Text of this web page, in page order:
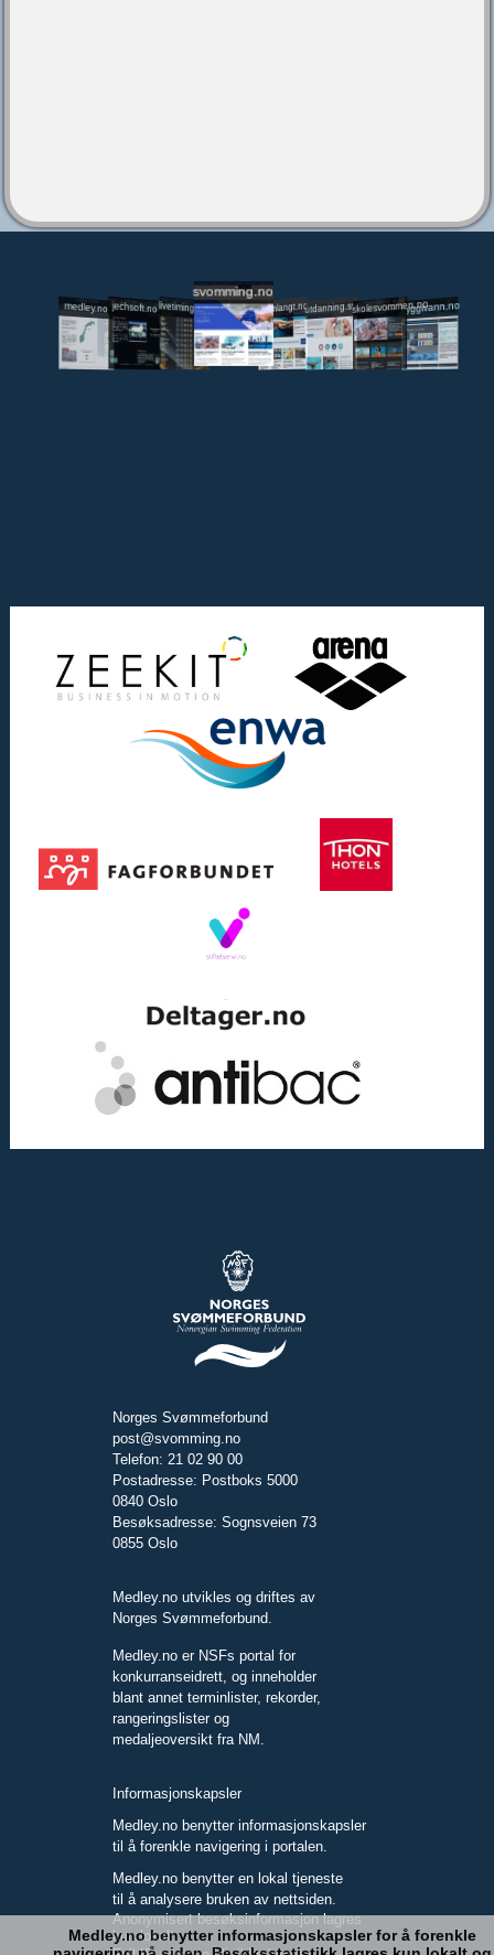
medley.no jechsoft.nolivetiming.medley.no
svomming.no
svomlangt.noutdanning.svomming.no
skolesvommen.notryggivann.no
Norges Svømmeforbund
post@svomming.no
Telefon: 21 02 90 00
Postadresse: Postboks 5000
0840 Oslo
Besøksadresse: Sognsveien 73
0855 Oslo
Medley.no utvikles og driftes av
Norges Svømmeforbund.
Medley.no er NSFs portal for
konkurranseidrett, og inneholder
blant annet terminlister, rekorder,
rangeringslister og
medaljeoversikt fra NM.
Informasjonskapsler
Medley.no benytter informasjonskapsler
til å forenkle navigering i portalen.
Medley.no benytter en lokal tjeneste
til å analysere bruken av nettsiden.
Anonymisert besøksinformasjon lagres
kun lokalt.
Medley.no benytter informasjonskapsler for å forenkle